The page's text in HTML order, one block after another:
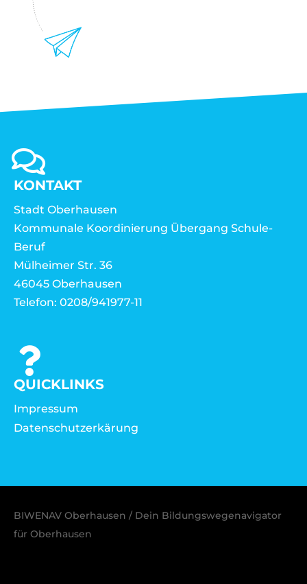
KONTAKT
Stadt Oberhausen
Kommunale Koordinierung Übergang Schule-
Beruf
Mülheimer Str. 36
46045 Oberhausen
Telefon: 0208/941977-11
QUICKLINKS
Impressum
Datenschutzerkärung
BIWENAV Oberhausen / Dein Bildungswegenavigator
für Oberhausen